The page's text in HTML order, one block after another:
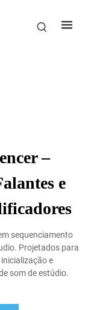
–
e
sequenciamento
Projetados para
e
som de estúdio.